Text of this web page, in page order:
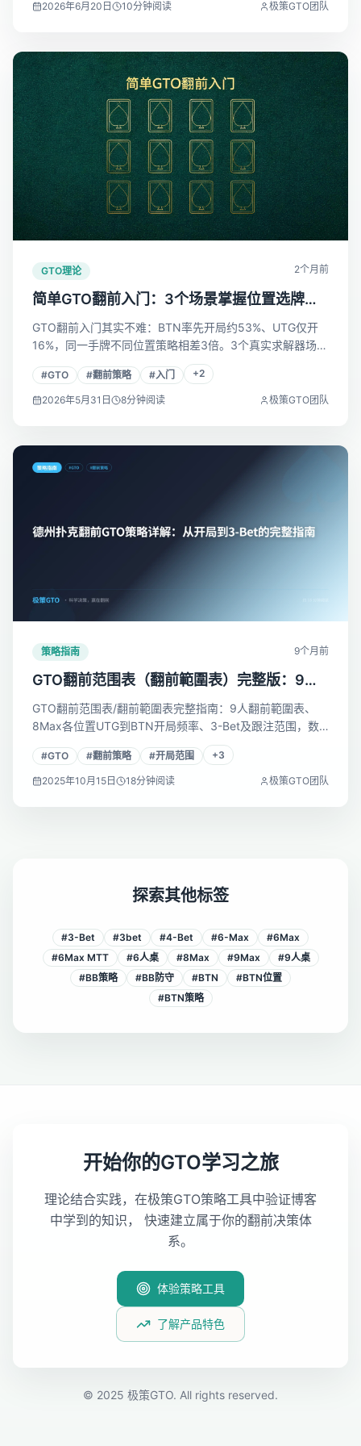
2026年6月20日 10分钟阅读 极策GTO团队
GTO理论 2个月前
简单GTO翻前入门：3个场景掌握位置选牌核
心逻辑
GTO翻前入门其实不难：BTN率先开局约53%、UTG仅开
16%，同一手牌不同位置策略相差3倍。3个真实求解器场景
详解（BTN/UTG开局+BB防守），含矩阵图，BB面对BTN
需跟注62%。中文免费工具在线查询，10分钟入门简单GTO
翻前策略。
#GTO #翻前策略 #入门 +2
2026年5月31日 8分钟阅读 极策GTO团队
策略指南 9个月前
GTO翻前范围表（翻前範圍表）完整版：9人
桌/8人桌各位置开局策略
GTO翻前范围表/翻前範圍表完整指南：9人翻前範圍表、
8Max各位置UTG到BTN开局频率、3-Bet及跟注范围，数
据来自GTO求解器，简繁均适用，直接用于MTT实战。
#GTO #翻前策略 #开局范围 +3
2025年10月15日 18分钟阅读 极策GTO团队
探索其他标签
#3-Bet #3bet #4-Bet #6-Max #6Max
#6Max MTT #6人桌 #8Max #9Max #9人桌
#BB策略 #BB防守 #BTN #BTN位置
#BTN策略
开始你的GTO学习之旅
理论结合实践，在极策GTO策略工具中验证博客
中学到的知识， 快速建立属于你的翻前决策体
系。
体验策略工具
了解产品特色
© 2025 极策GTO. All rights reserved.